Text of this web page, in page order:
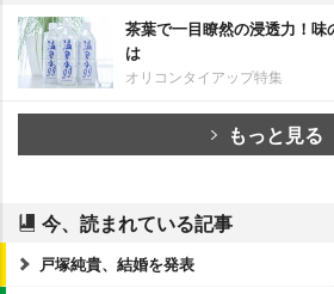
茶葉で一目瞭然の浸透力！味
は
オリコンタイアップ特集
もっと見る
今、読まれている記事
戸塚純貴、結婚を発表